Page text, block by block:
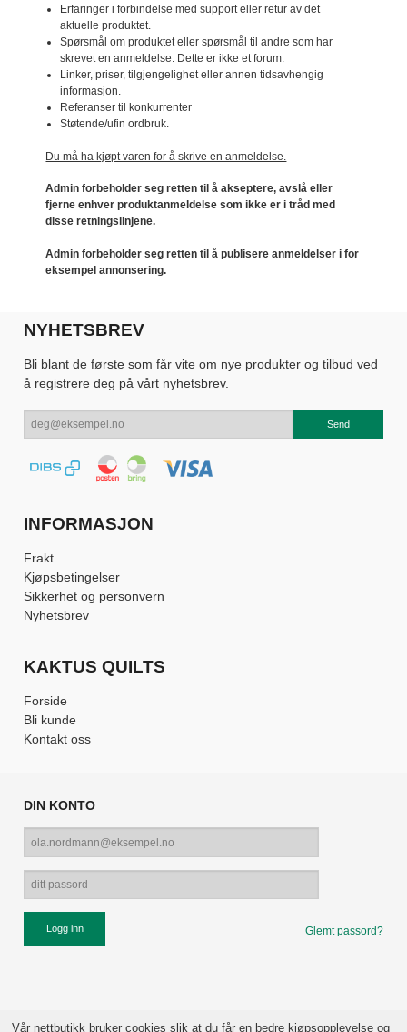
Erfaringer i forbindelse med support eller retur av det
aktuelle produktet.
Spørsmål om produktet eller spørsmål til andre som har
skrevet en anmeldelse. Dette er ikke et forum.
Linker, priser, tilgjengelighet eller annen tidsavhengig
informasjon.
Referanser til konkurrenter
Støtende/ufin ordbruk.
Du må ha kjøpt varen for å skrive en anmeldelse.
Admin forbeholder seg retten til å akseptere, avslå eller
fjerne enhver produktanmeldelse som ikke er i tråd med
disse retningslinjene.
Admin forbeholder seg retten til å publisere anmeldelser i for
eksempel annonsering.
NYHETSBREV
Bli blant de første som får vite om nye produkter og tilbud ved
å registrere deg på vårt nyhetsbrev.
INFORMASJON
Frakt
Kjøpsbetingelser
Sikkerhet og personvern
Nyhetsbrev
KAKTUS QUILTS
Forside
Bli kunde
Kontakt oss
DIN KONTO
Glemt passord?
Vår nettbutikk bruker cookies slik at du får en bedre kjøpsopplevelse og